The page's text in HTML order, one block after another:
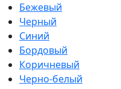
Бежевый
Черный
Синий
Бордовый
Коричневый
Черно-белый